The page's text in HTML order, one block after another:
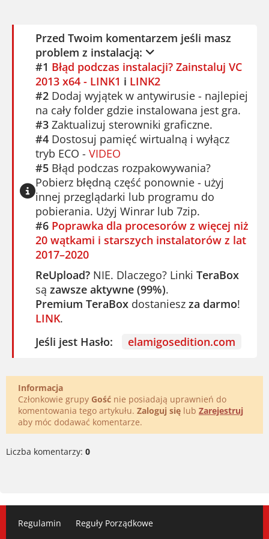
Przed Twoim komentarzem jeśli masz
problem z instalacją:
#1 Błąd podczas instalacji? Zainstaluj VC
2013 x64 - LINK1 i LINK2
#2 Dodaj wyjątek w antywirusie - najlepiej
na cały folder gdzie instalowana jest gra.
#3 Zaktualizuj sterowniki graficzne.
#4 Dostosuj pamięć wirtualną i wyłącz
tryb ECO - VIDEO
#5 Błąd podczas rozpakowywania?
Pobierz błędną część ponownie - użyj
innej przeglądarki lub programu do
pobierania. Użyj Winrar lub 7zip.
#6 Poprawka dla procesorów z więcej niż
20 wątkami i starszych instalatorów z lat
2017–2020
ReUpload? NIE. Dlaczego? Linki TeraBox
są zawsze aktywne (99%).
Premium TeraBox dostaniesz za darmo!
LINK.
Jeśli jest Hasło:
elamigosedition.com
Informacja
Członkowie grupy Gość nie posiadają uprawnień do
komentowania tego artykułu. Zaloguj się lub Zarejestruj
aby móc dodawać komentarze.
Liczba komentarzy: 0
Regulamin Reguły Porządkowe